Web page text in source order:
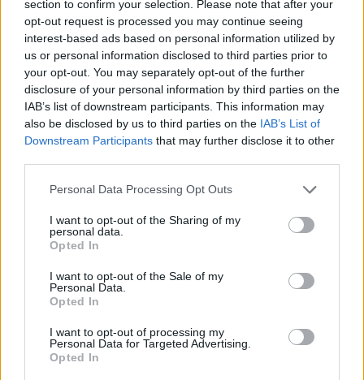
section to confirm your selection. Please note that after your
opt-out request is processed you may continue seeing
interest-based ads based on personal information utilized by
us or personal information disclosed to third parties prior to
your opt-out. You may separately opt-out of the further
disclosure of your personal information by third parties on the
IAB’s list of downstream participants. This information may
also be disclosed by us to third parties on the IAB’s List of
Downstream Participants that may further disclose it to other
Personal Data Processing Opt Outs
I want to opt-out of the Sharing of my
personal data.
Opted In
I want to opt-out of the Sale of my
Personal Data.
Opted In
I want to opt-out of processing my
Personal Data for Targeted Advertising.
Opted In
ΘΡΑΚΙΚΗ ΑΓΟΡΑ : 06 ΑΥΓΟΥΣΤΟΥ 2026